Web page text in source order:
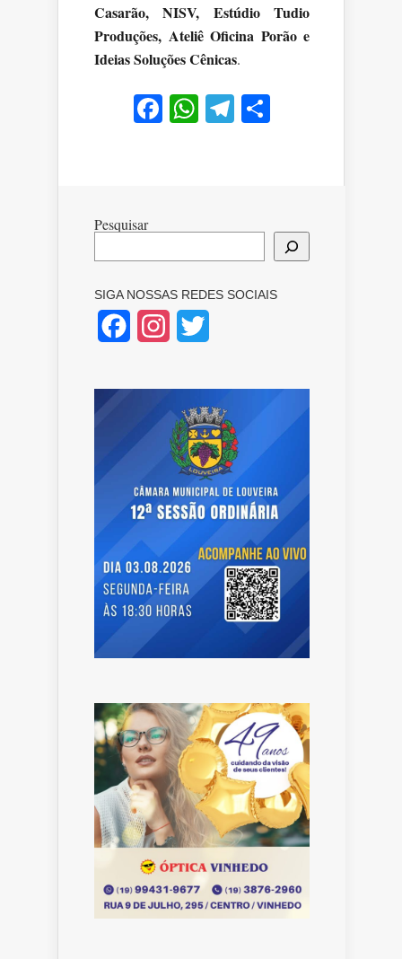
Casarão, NISV, Estúdio Tudio
Produções, Ateliê Oficina Porão e
Ideias Soluções Cênicas.
Facebook
WhatsApp
Telegram
Pesquisar
SIGA NOSSAS REDES SOCIAIS
FacebookInstagram